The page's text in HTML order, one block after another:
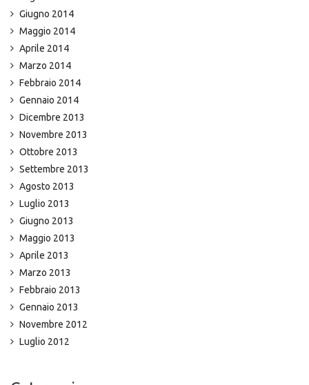
Giugno 2014
Maggio 2014
Aprile 2014
Marzo 2014
Febbraio 2014
Gennaio 2014
Dicembre 2013
Novembre 2013
Ottobre 2013
Settembre 2013
Agosto 2013
Luglio 2013
Giugno 2013
Maggio 2013
Aprile 2013
Marzo 2013
Febbraio 2013
Gennaio 2013
Novembre 2012
Luglio 2012